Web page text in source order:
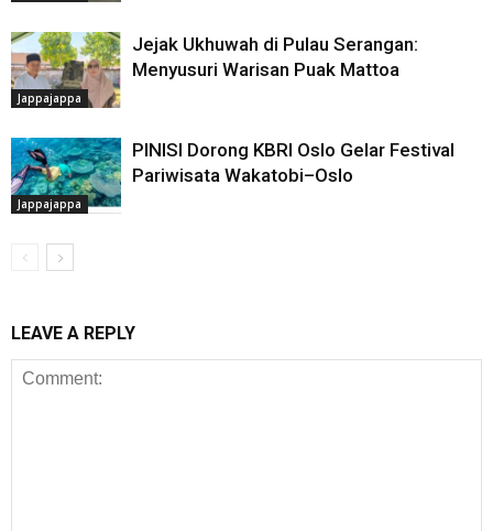
Jappajappa
Jejak Ukhuwah di Pulau Serangan:
Menyusuri Warisan Puak Mattoa
Jappajappa
PINISI Dorong KBRI Oslo Gelar Festival
Pariwisata Wakatobi–Oslo
LEAVE A REPLY